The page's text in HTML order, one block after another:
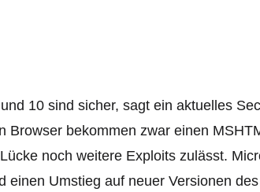
10 sind sicher, sagt ein aktuelles
Browser bekommen zwar einen
noch weitere Exploits zulässt.
einen Umstieg auf neuer Versionen